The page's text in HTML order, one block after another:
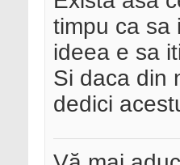
timpu ca sa
ideea e sa
Si daca din
dedici